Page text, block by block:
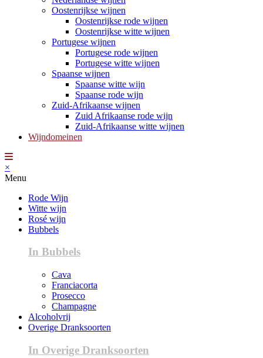
Oostenrijkse wijnen
Oostenrijkse rode wijnen
Oostenrijkse witte wijnen
Portugese wijnen
Portugese rode wijnen
Portugese witte wijnen
Spaanse wijnen
Spaanse witte wijn
Spaanse rode wijn
Zuid-Afrikaanse wijnen
Zuid Afrikaanse rode wijn
Zuid-Afrikaanse witte wijnen
Wijndomeinen
×
Menu
Rode Wijn
Witte wijn
Rosé wijn
Bubbels
In Bubbels
Cava
Franciacorta
Prosecco
Champagne
Alcoholvrij
Overige Dranksoorten
In Overige Dranksoorten